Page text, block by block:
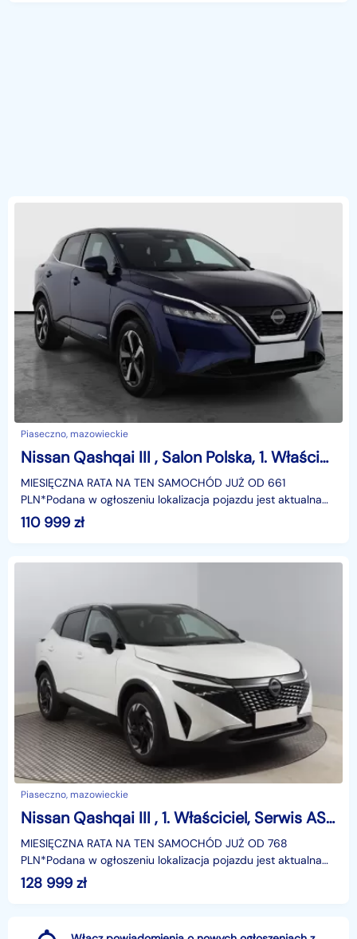
Piaseczno, mazowieckie
Nissan Qashqai III , Salon Polska, 1. Właściciel, Serwis ASO, Automat, VAT 23%,
MIESIĘCZNA RATA NA TEN SAMOCHÓD JUŻ OD 661
PLN*Podana w ogłoszeniu lokalizacja pojazdu jest aktualna
na dzień wystawienia ogłoszenia. Przed przyjazdem do
salonu
110 999 zł
Piaseczno, mazowieckie
Nissan Qashqai III , 1. Właściciel, Serwis ASO, Automat, VAT 23%, Skóra, Navi,
MIESIĘCZNA RATA NA TEN SAMOCHÓD JUŻ OD 768
PLN*Podana w ogłoszeniu lokalizacja pojazdu jest aktualna
na dzień wystawienia ogłoszenia. Przed przyjazdem do
salonu
128 999 zł